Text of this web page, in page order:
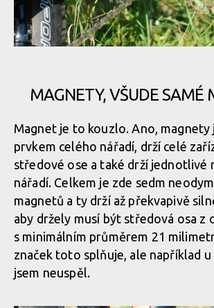
MAGNETY, VŠUDE SAMÉ
Magnet je to kouzlo. Ano, magnety
prvkem celého nářadí, drží celé
středové ose a také drží jednotlivé
nářadí. Celkem je zde sedm
magnetů a ty drží až překvapivě
aby držely musí být středová osa z
s minimálním průměrem 21
značek toto splňuje, ale například u
jsem neuspěl.